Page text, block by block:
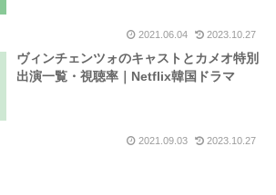
2021.06.04 2023.10.27
ヴィンチェンツォのキャストとカメオ特別
出演一覧・視聴率｜Netflix韓国ドラマ
2021.09.03 2023.10.27